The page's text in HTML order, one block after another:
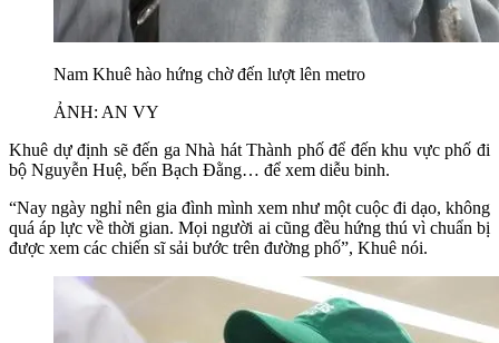
Nam Khuê hào hứng chờ đến lượt lên metro
ẢNH: AN VY
Khuê dự định sẽ đến ga Nhà hát Thành phố để đến khu vực phố đi
bộ Nguyễn Huệ, bến Bạch Đằng… để xem diễu binh.
“Nay ngày nghỉ nên gia đình mình xem như một cuộc đi dạo, không
quá áp lực về thời gian. Mọi người ai cũng đều hứng thú vì chuẩn bị
được xem các chiến sĩ sải bước trên đường phố”, Khuê nói.